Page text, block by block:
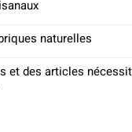
naturelles
et des articles